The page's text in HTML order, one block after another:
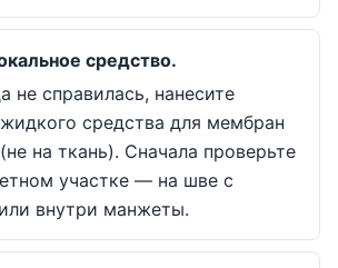
средство.
не справилась, нанесите
средства для мембран
на ткань). Сначала проверьте
участке — на шве с
внутри манжеты.